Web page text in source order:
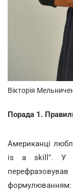
Вікторія
Порада 1.
Американці
is a skill". У